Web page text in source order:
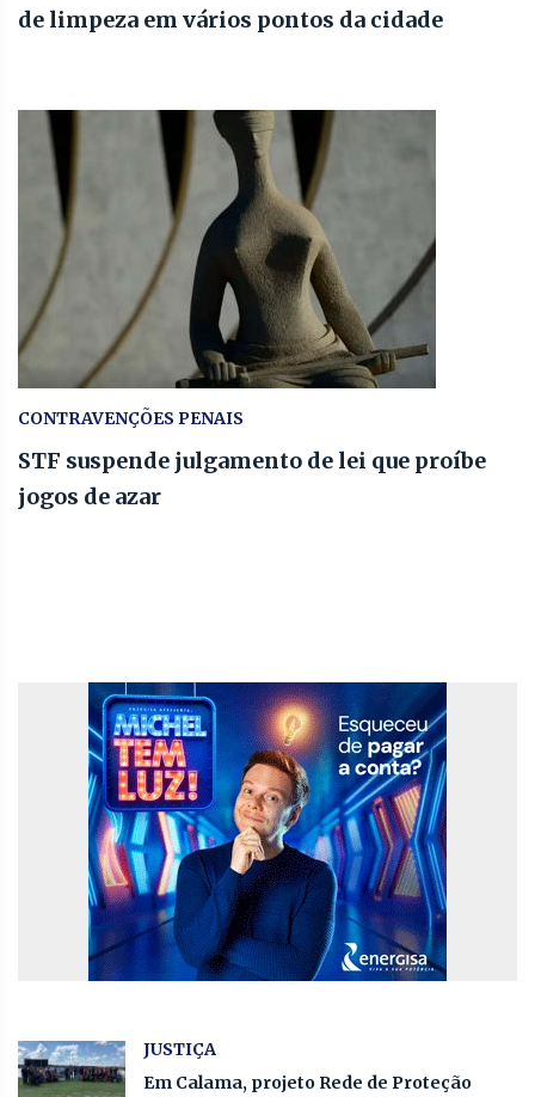
de limpeza em vários pontos da cidade
CONTRAVENÇÕES PENAIS
STF suspende julgamento de lei que proíbe
jogos de azar
JUSTIÇA
Em Calama, projeto Rede de Proteção